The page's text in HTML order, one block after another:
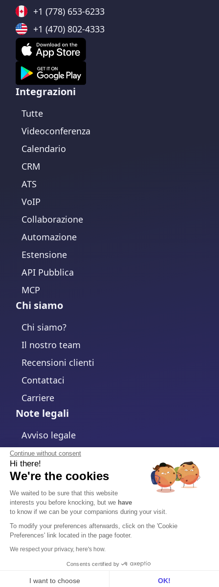
Continue without consent
Hi there!
We're the cookies
We waited to be sure that this website
interests you before knocking, but we have
to know if we can be your companions during your visit.
To modify your preferences afterwards, click on the 'Cookie
Preferences' link located in the page footer.
We respect your privacy, here's how.
Consents certified by
I want to choose OK!
+1 (778) 653-6233
+1 (470) 802-4333
Integrazioni
Tutte
Videoconferenza
Calendario
CRM
ATS
VoIP
Collaborazione
Automazione
Estensione
API Pubblica
MCP
Chi siamo
Chi siamo?
Il nostro team
Recensioni clienti
Contattaci
Carriere
Note legali
Avviso legale
Informativa sulla Privacy
Politica sui cookie
Modifica impostazioni cookie
Termini e Condizioni
Accordo sul Trattamento dei Dati
Sicurezza